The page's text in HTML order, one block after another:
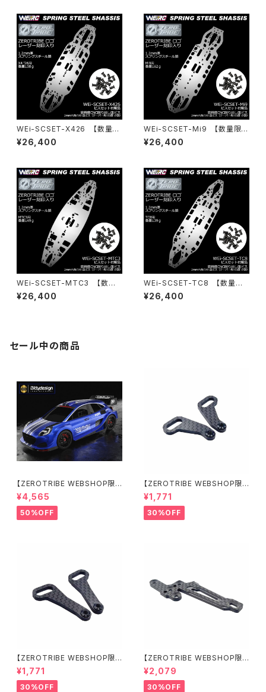
WEi-SCSET-X426 【数量限
定】スプリングスチールシャーシ
＆ビスセット X4 26用
¥26,400
WEi-SCSET-Mi9 【数量限
定】スプリングスチールシャーシ
＆ビスセット Mi9用
¥26,400
WEi-SCSET-MTC3 【数量
限定】スプリングスチールシャー
シ＆ビスセット MTC3用
¥26,400
WEi-SCSET-TC8 【数量限
定】スプリングスチールシャーシ
＆ビスセット TC8用
¥26,400
セール中の商品
【ZEROTRIBE WEBSHOP限
定価格】BDRX-190P10R P1
0R クリアーボディ 1/10 ラリー
190mm ライトウェイト
¥4,565
50%OFF
【ZEROTRIBE WEBSHOP限
定価格】RCM-X4-CSAR カ
ーボンリアステアリングアームセ
ット XRAY X4用
¥1,771
30%OFF
【ZEROTRIBE WEBSHOP限
定価格】RCM-X4-CSAF カ
ーボンフロントステアリングアー
ムセット XRAY X4用
¥1,771
30%OFF
【ZEROTRIBE WEBSHOP限
定価格】RCM-X4-FSM-F G
eoCarbon フローティングフロ
ントサーボマウント XRAY X4用
¥2,079
30%OFF